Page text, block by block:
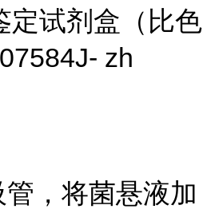
定试剂盒（比色
zh
，将菌悬液加